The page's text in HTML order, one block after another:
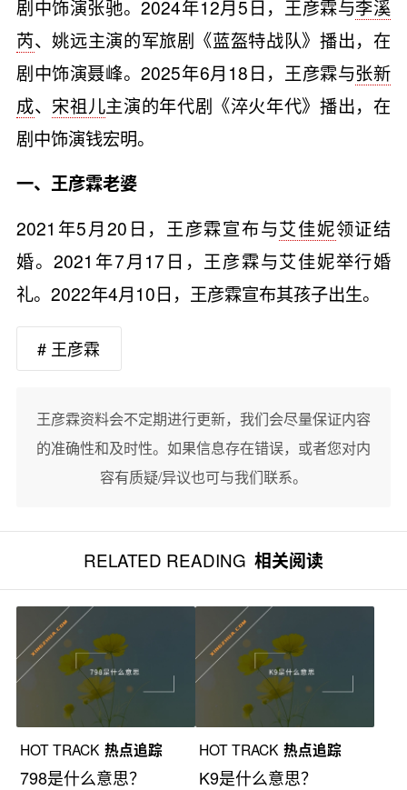
剧中饰演张驰。2024年12月5日，王彦霖与李溪
芮、姚远主演的军旅剧《蓝盔特战队》播出，在
剧中饰演聂峰。2025年6月18日，王彦霖与张新
成、 宋祖儿主演的年代剧《淬火年代》播出，在
剧中饰演钱宏明。
一、王彦霖老婆
2021年5月20日，王彦霖宣布与艾佳妮领证结
婚。2021年7月17日，王彦霖与艾佳妮举行婚
礼。2022年4月10日，王彦霖宣布其孩子出生。
# 王彦霖
王彦霖资料会不定期进行更新，我们会尽量保证内容
的准确性和及时性。如果信息存在错误，或者您对内
容有质疑/异议也可与我们联系。
RELATED READING 相关阅读
HOT TRACK 热点追踪
798是什么意思？
HOT TRACK 热点追踪
K9是什么意思？